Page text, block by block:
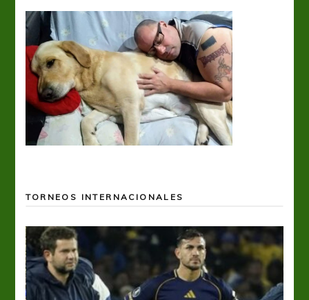
TORNEOS INTERNACIONALES